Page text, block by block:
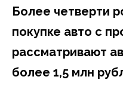
Более четверти
покупке авто с
рассматривают
более 1,5 млн